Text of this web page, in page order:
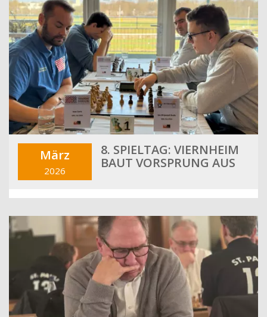
März
2026
8. SPIELTAG: VIERNHEIM
BAUT VORSPRUNG AUS